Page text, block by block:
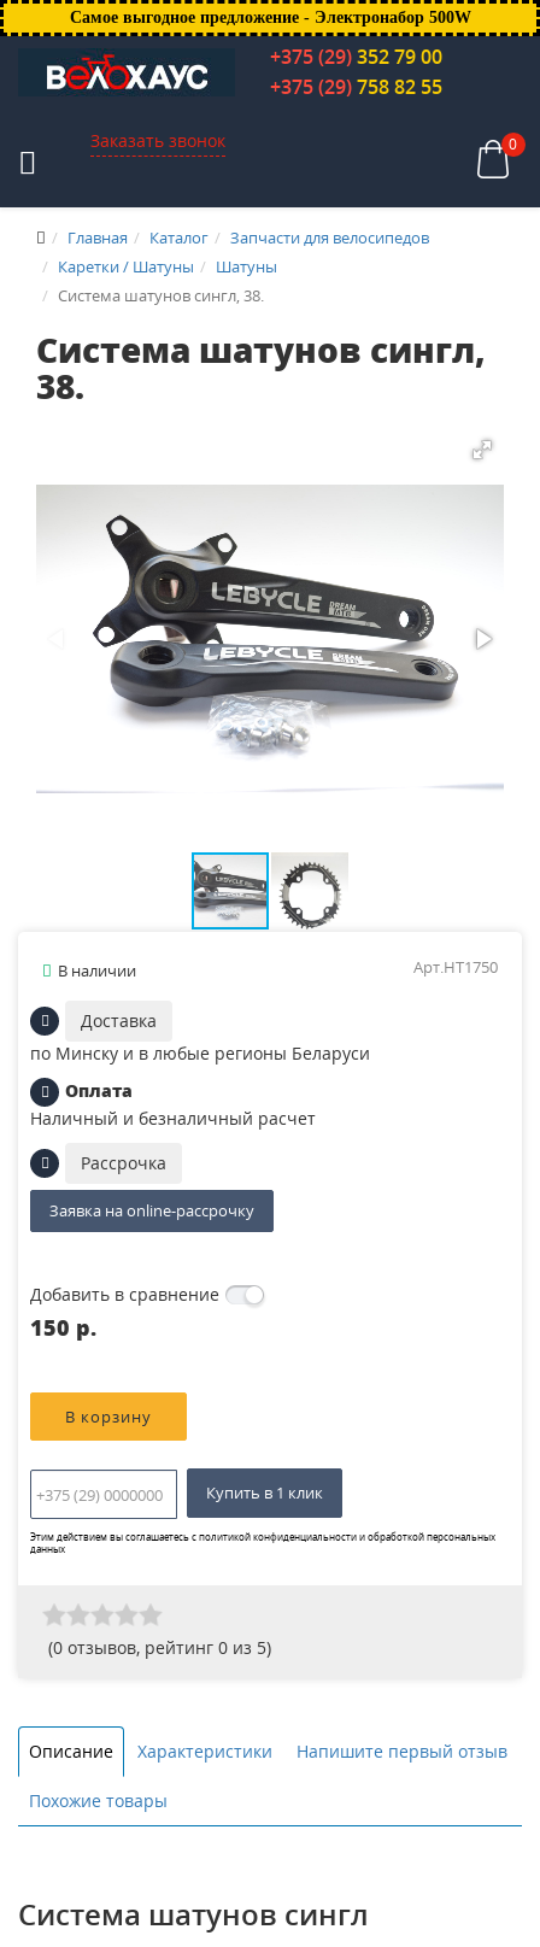
Самое выгодное предложение - Электронабор 500W
+375 (29)352 79 00
+375 (29)758 82 55
Заказать звонок 0
Главная Каталог
Запчасти для велосипедов
Каретки / Шатуны
Шатуны
Система шатунов сингл, 38.
Система шатунов сингл,
38.
В наличии Арт.HT1750
Доставка
по Минску и в любые регионы Беларуси
Оплата
Наличный и безналичный расчет
Рассрочка
Заявка на online-рассрочку
Добавить в сравнение
150 p.
Купить в 1 клик
Этим действием вы соглашаетесь сполитикой конфиденциальности и обработкой персональных
данных
(0 отзывов, рейтинг 0 из 5)
Описание Характеристики Напишите первый отзыв
Похожие товары
Система шатунов сингл